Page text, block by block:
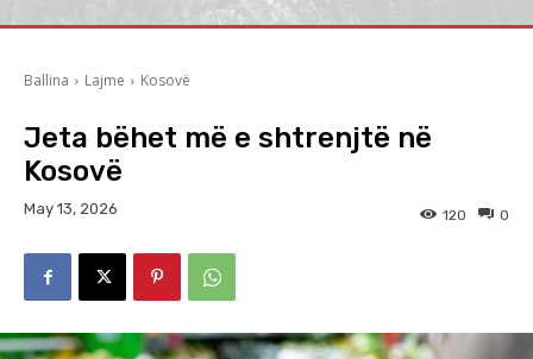
Ballina Lajme Kosovë
Jeta bëhet më e shtrenjtë në
Kosovë
May 13, 2026 0
120